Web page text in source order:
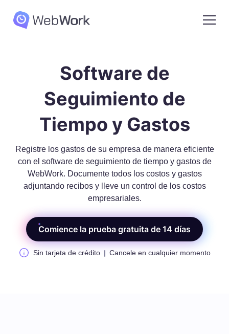
Software de
Seguimiento de
Tiempo y Gastos
Registre los gastos de su empresa de manera eficiente
con el software de seguimiento de tiempo y gastos de
WebWork. Documente todos los costos y gastos
adjuntando recibos y lleve un control de los costos
empresariales.
Comience la prueba gratuita de 14 días
Sin tarjeta de crédito Cancele en cualquier momento